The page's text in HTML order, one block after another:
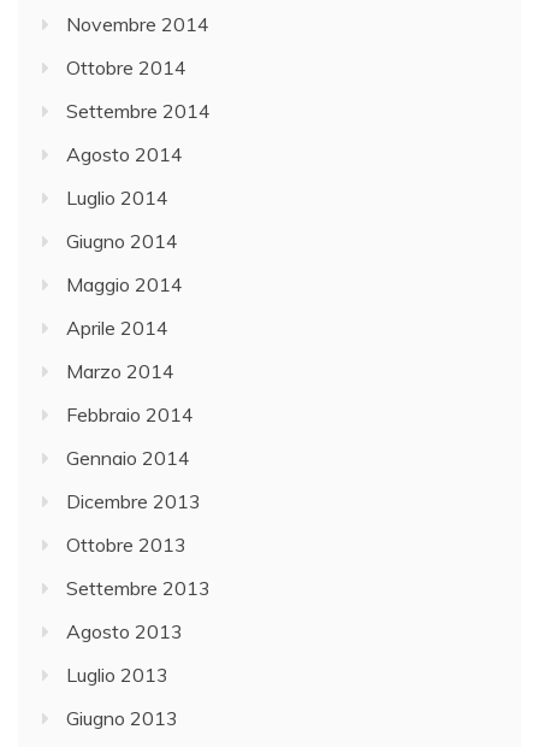
Novembre 2014
Ottobre 2014
Settembre 2014
Agosto 2014
Luglio 2014
Giugno 2014
Maggio 2014
Aprile 2014
Marzo 2014
Febbraio 2014
Gennaio 2014
Dicembre 2013
Ottobre 2013
Settembre 2013
Agosto 2013
Luglio 2013
Giugno 2013